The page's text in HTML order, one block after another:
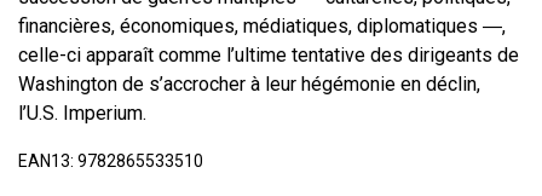
financières, économiques, médiatiques, diplomatiques ―,
celle-ci apparaît comme l’ultime tentative des dirigeants de
Washington de s’accrocher à leur hégémonie en déclin,
l’U.S. Imperium.
EAN13: 9782865533510